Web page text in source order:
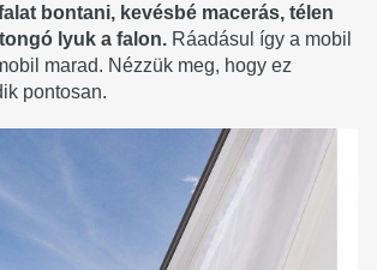
bontani, kevésbé macerás, télen
lyuk a falon. Ráadásul így a mobil
marad. Nézzük meg, hogy ez
pontosan.